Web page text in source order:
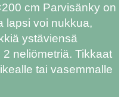
cm Parvisänky on
lapsi voi nukkua,
ystäviensä
neliömetriä. Tikkaat
tai vasemmalle